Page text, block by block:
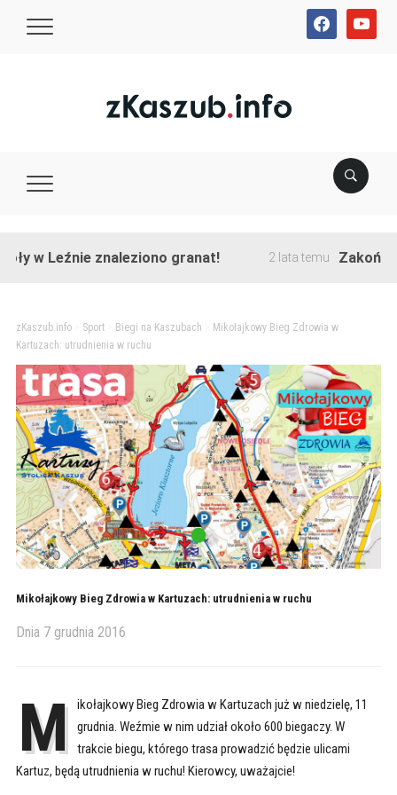
facebookyoutube
znaleziono granat! 2 lata temu Zakończono
zKaszub.info> Sport> Biegi na Kaszubach
Mikołajkowy Bieg Zdrowia w
Kartuzach: utrudnienia w ruchu
Mikołajkowy Bieg Zdrowia w Kartuzach: utrudnienia w ruchu
Dnia 7 grudnia 2016
M ikołajkowy Bieg Zdrowia w Kartuzach już w niedzielę, 11
grudnia. Weźmie w nim udział około 600 biegaczy. W
trakcie biegu, którego trasa prowadzić będzie ulicami
Kartuz, będą utrudnienia w ruchu! Kierowcy, uważajcie!